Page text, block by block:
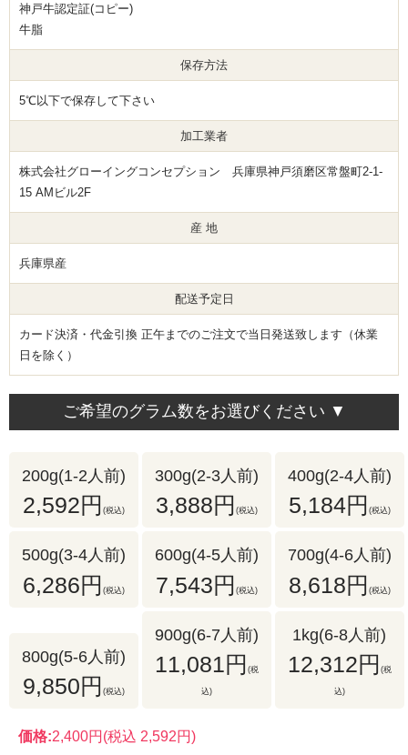
神戸牛認定証(コピー)
牛脂
保存方法
5℃以下で保存して下さい
加工業者
株式会社グローイングコンセプション 兵庫県神戸須磨区常盤町2-1-
15 AMビル2F
産 地
兵庫県産
配送予定日
カード決済・代金引換 正午までのご注文で当日発送致します（休業
日を除く）
ご希望のグラム数をお選びください ▼
200g(1-2人前)
2,592円 (税込)
300g(2-3人前)
3,888円 (税込)
400g(2-4人前)
5,184円 (税込)
500g(3-4人前)
6,286円 (税込)
600g(4-5人前)
7,543円 (税込)
700g(4-6人前)
8,618円 (税込)
800g(5-6人前)
9,850円 (税込)
900g(6-7人前)
11,081円 (税
込)
1kg(6-8人前)
12,312円 (税
込)
価格:2,400円 (税込 2,592円)